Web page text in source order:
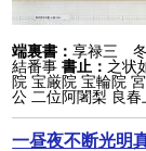
端裏書：享禄三
結番事書止： 之状
院 宝厳院 宝輪院
公 二位阿闍梨 良春
一昼夜不断光明